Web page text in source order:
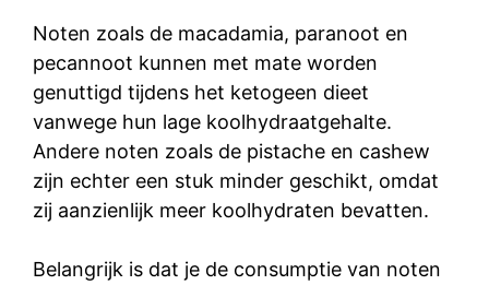
Noten zoals de macadamia, paranoot en
pecannoot kunnen met mate worden
genuttigd tijdens het ketogeen dieet
vanwege hun lage koolhydraatgehalte.
Andere noten zoals de pistache en cashew
zijn echter een stuk minder geschikt, omdat
zij aanzienlijk meer koolhydraten bevatten.
Belangrijk is dat je de consumptie van noten